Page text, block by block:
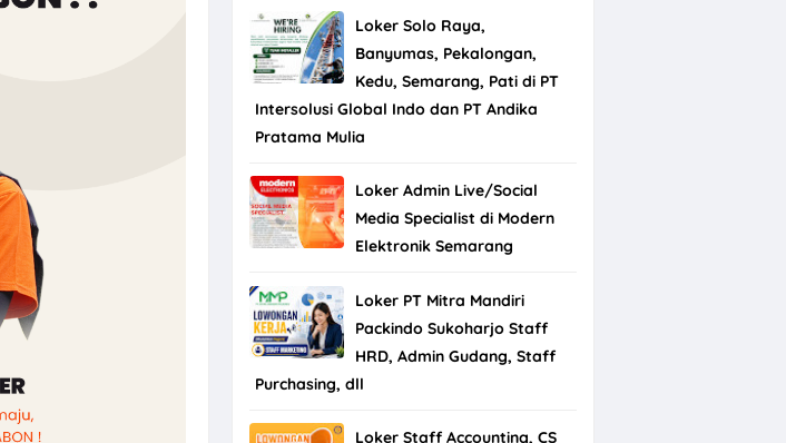
Loker Solo Raya,
Banyumas, Pekalongan,
Kedu, Semarang, Pati di PT
Intersolusi Global Indo dan PT Andika
Pratama Mulia
Loker Admin Live/Social
Media Specialist di Modern
Elektronik Semarang
Loker PT Mitra Mandiri
Packindo Sukoharjo Staff
HRD, Admin Gudang, Staff
Purchasing, dll
Loker Staff Accounting, CS